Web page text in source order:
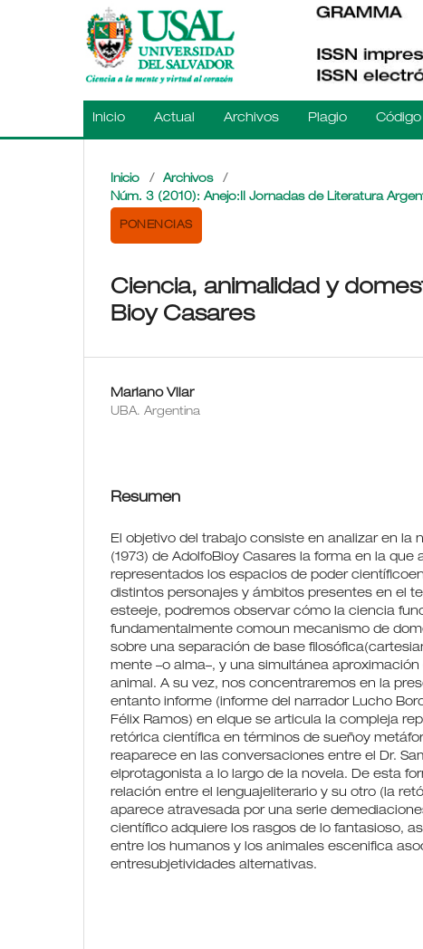
Inicio Actual Archivos Plagio
Inicio / Archivos
/
Núm. 3 (2010): Anejo:II Jornadas de Literatura
PONENCIAS
Ciencia, animalidad y
Bioy Casares
Mariano Vilar
UBA. Argentina
Resumen
El objetivo del trabajo consiste en analizar en la
(1973) de AdolfoBioy Casares la forma en la que
representados los espacios de poder
distintos personajes y ámbitos presentes en el
esteeje, podremos observar cómo la ciencia
fundamentalmente comoun mecanismo de
sobre una separación de base
mente –o alma–, y una simultánea
animal. A su vez, nos concentraremos en la
entanto informe (informe del narrador Lucho
Félix Ramos) en elque se articula la compleja
retórica científica en términos de sueñoy
reaparece en las conversaciones entre el Dr.
elprotagonista a lo largo de la novela. De esta
relación entre el lenguajeliterario y su otro (la
aparece atravesada por una serie
científico adquiere los rasgos de lo fantasioso,
entre los humanos y los animales escenifica
entresubjetividades alternativas.